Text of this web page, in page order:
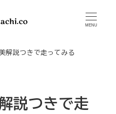
MENU
解説つきで走ってみる
説つきで走